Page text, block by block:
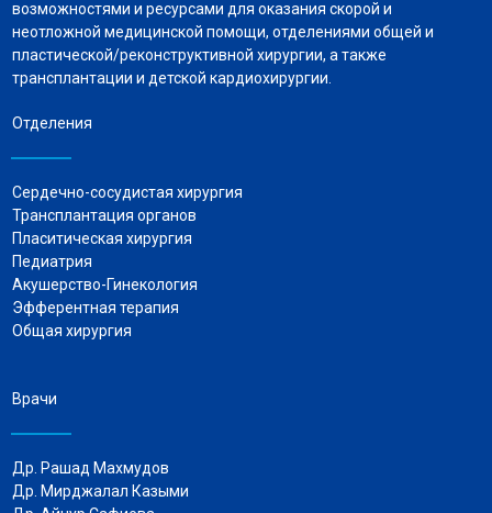
возможностями и ресурсами для оказания скорой и
неотложной медицинской помощи, отделениями общей и
пластической/реконструктивной хирургии, а также
трансплантации и детской кардиохирургии.
Отделения
Сердечно-сосудистая хирургия
Трансплантация органов
Пласитическая хирургия
Педиатрия
Акушерство-Гинекология
Эфферентная терапия
Общая хирургия
Врачи
Др. Рашад Махмудов
Др. Мирджалал Казыми